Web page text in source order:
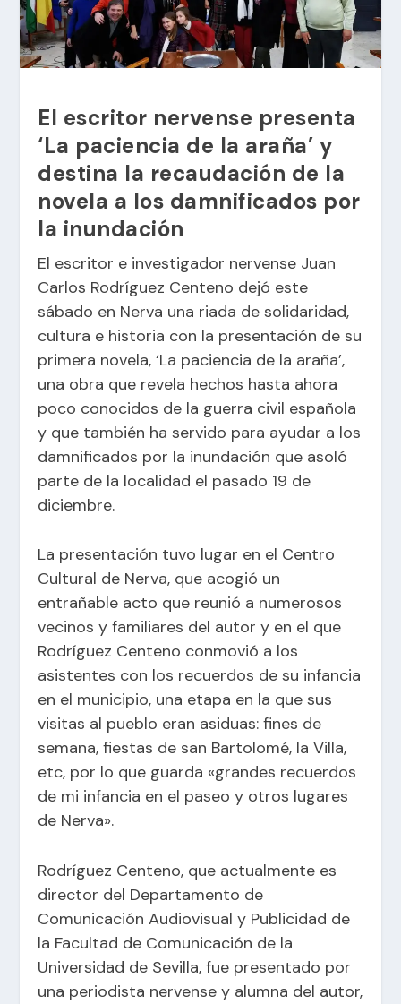
El escritor nervense presenta
‘La paciencia de la araña’ y
destina la recaudación de la
novela a los damnificados por
la inundación
El escritor e investigador nervense Juan
Carlos Rodríguez Centeno dejó este
sábado en Nerva una riada de solidaridad,
cultura e historia con la presentación de su
primera novela, ‘La paciencia de la araña’,
una obra que revela hechos hasta ahora
poco conocidos de la guerra civil española
y que también ha servido para ayudar a los
damnificados por la inundación que asoló
parte de la localidad el pasado 19 de
diciembre.
La presentación tuvo lugar en el Centro
Cultural de Nerva, que acogió un
entrañable acto que reunió a numerosos
vecinos y familiares del autor y en el que
Rodríguez Centeno conmovió a los
asistentes con los recuerdos de su infancia
en el municipio, una etapa en la que sus
visitas al pueblo eran asiduas: fines de
semana, fiestas de san Bartolomé, la Villa,
etc, por lo que guarda «grandes recuerdos
de mi infancia en el paseo y otros lugares
de Nerva».
Rodríguez Centeno, que actualmente es
director del Departamento de
Comunicación Audiovisual y Publicidad de
la Facultad de Comunicación de la
Universidad de Sevilla, fue presentado por
una periodista nervense y alumna del autor,